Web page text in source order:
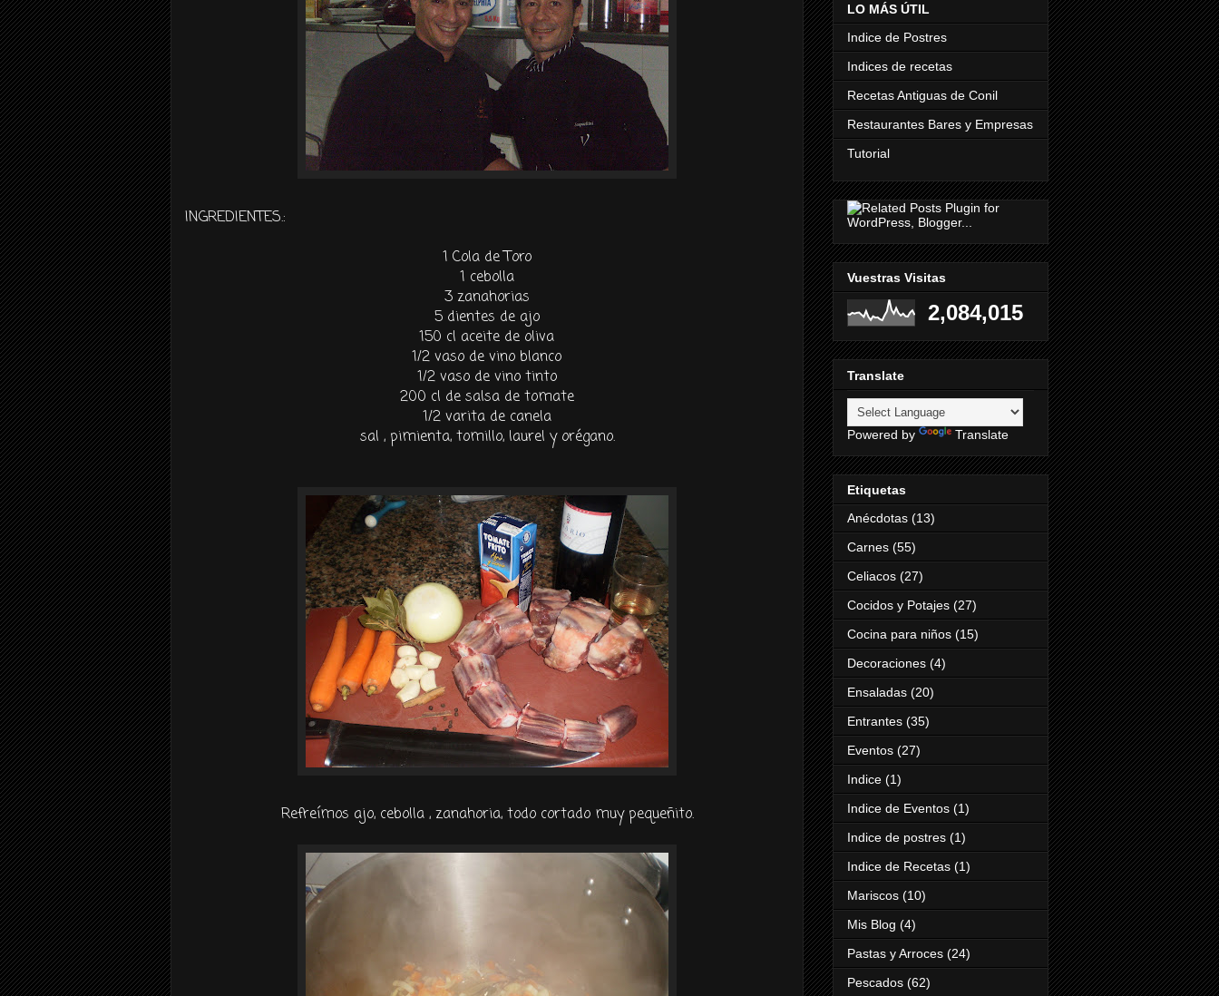
INGREDIENTES.:
1 Cola de Toro
1 cebolla
3 zanahorias
5 dientes de ajo
150 cl aceite de oliva
1/2 vaso de vino blanco
1/2 vaso de vino tinto
200 cl de salsa de tomate
1/2 varita de canela
sal , pimienta, tomillo, laurel y orégano.
Refreímos ajo, cebolla , zanahoria, todo cortado muy pequeñito.
LO MÁS ÚTIL
Indice de Postres
Indices de recetas
Recetas Antiguas de Conil
Restaurantes Bares y Empresas
Tutorial
Vuestras Visitas
2,084,015
Translate
Powered by Translate
Etiquetas
Anécdotas (13)
Carnes (55)
Celiacos (27)
Cocidos y Potajes (27)
Cocina para niños (15)
Decoraciones (4)
Ensaladas (20)
Entrantes (35)
Eventos (27)
Indice (1)
Indice de Eventos (1)
Indice de postres (1)
Indice de Recetas (1)
Mariscos (10)
Mis Blog (4)
Pastas y Arroces (24)
Pescados (62)